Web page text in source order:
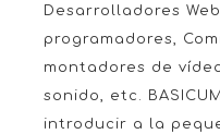
Desarrolladores
programadores,
montadores de
sonido, etc.
introducir a la